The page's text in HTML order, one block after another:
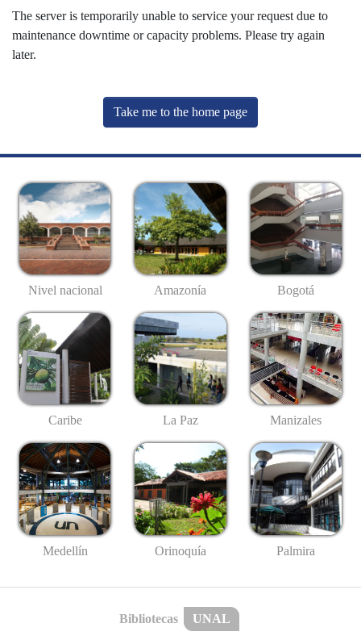
The server is temporarily unable to service your request due to
maintenance downtime or capacity problems. Please try again
later.
Take me to the home page
Nivel nacional Amazonía Bogotá
Caribe La Paz Manizales
Medellín Orinoquía Palmira
Bibliotecas UNAL